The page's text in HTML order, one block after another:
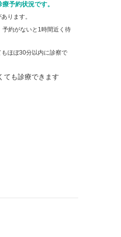
予約状況です。
ります。
約がないと1時間近く待
ほぼ30分以内に診察で
ても診療できます